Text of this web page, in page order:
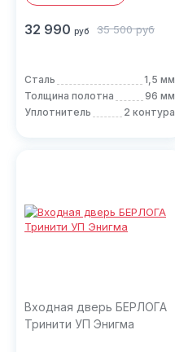
32 990 руб 35 500 руб
Сталь
1,5 мм
Толщина полотна
96 мм
Уплотнитель
2 контура
Входная дверь БЕРЛОГА
Тринити УП Энигма